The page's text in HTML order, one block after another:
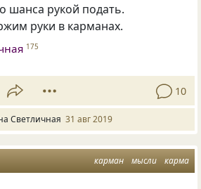
шанса рукой подать.
руки в карманах.
175
10
Светличная 31 авг 2019
карман мысли карма